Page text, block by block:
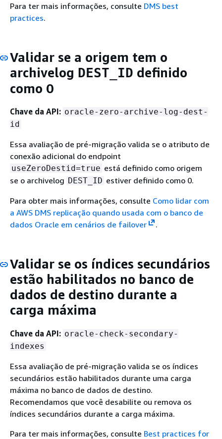
Para ter mais informações, consulte DMS best
practices.
Validar se a origem tem o
archivelog DEST_ID definido
como 0
Chave da API: oracle-zero-archive-log-dest-
id
Essa avaliação de pré-migração valida se o atributo de
conexão adicional do endpoint
useZeroDestid=true está definido como origem
se o archivelog DEST_ID estiver definido como 0.
Para obter mais informações, consulte Como lidar com
a AWS DMS replicação quando usada com o banco de
dados Oracle em cenários de failover
.
Validar se os índices secundários
estão habilitados no banco de
dados de destino durante a
carga máxima
Chave da API: oracle-check-secondary-
indexes
Essa avaliação de pré-migração valida se os índices
secundários estão habilitados durante uma carga
máxima no banco de dados de destino.
Recomendamos que você desabilite ou remova os
índices secundários durante a carga máxima.
Para ter mais informações, consulte Best practices for